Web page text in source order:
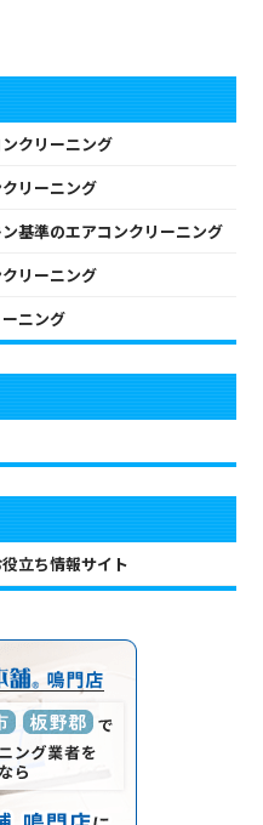
クリーニング
リーニング
基準のエアコンクリーニング
リーニング
ニング
立ち情報サイト